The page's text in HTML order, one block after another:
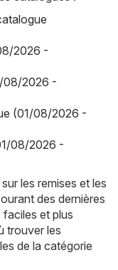
2026 -
08/2026 -
(01/08/2026 -
08/2026 -
les remises et les
des dernières
et plus
trouver les
de la catégorie